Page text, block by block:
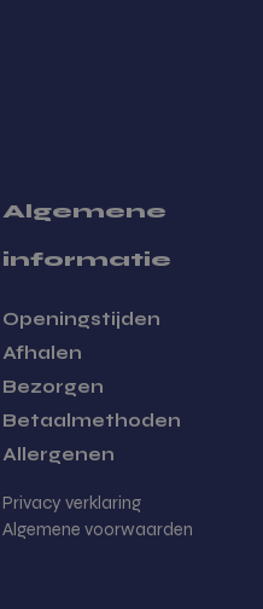
Algemene
informatie
Openingstijden
Afhalen
Bezorgen
Betaalmethoden
Allergenen
Privacy verklaring
Algemene voorwaarden